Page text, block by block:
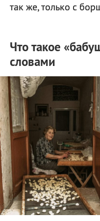
так же, только с
Что такое
словами